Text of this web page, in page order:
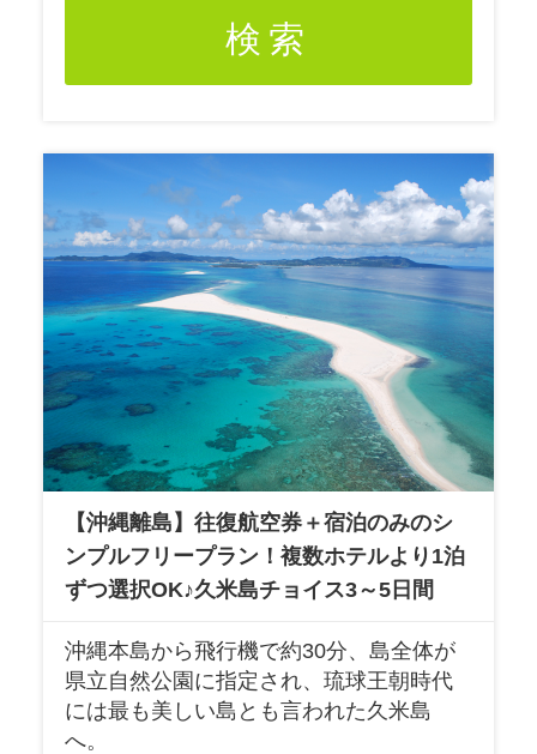
検索
【沖縄離島】往復航空券＋宿泊のみのシ
ンプルフリープラン！複数ホテルより1泊
ずつ選択OK♪久米島チョイス3～5日間
沖縄本島から飛行機で約30分、島全体が
県立自然公園に指定され、琉球王朝時代
には最も美しい島とも言われた久米島
へ。